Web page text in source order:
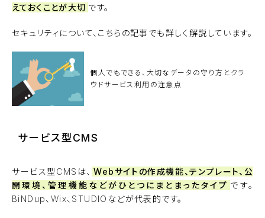
えておくことが大切 です。
セキュリティについて、こちらの記事でも詳しく解説しています。
個人でもできる、大切なデータの守り方とクラ
ウドサービス利用の注意点
サービス型CMS
サービス型CMSは、 Webサイトの作成機能、テンプレート、公
開環境、管理機能などがひとつにまとまったタイプ です。
BiNDup、Wix、STUDIOなどが代表的です。